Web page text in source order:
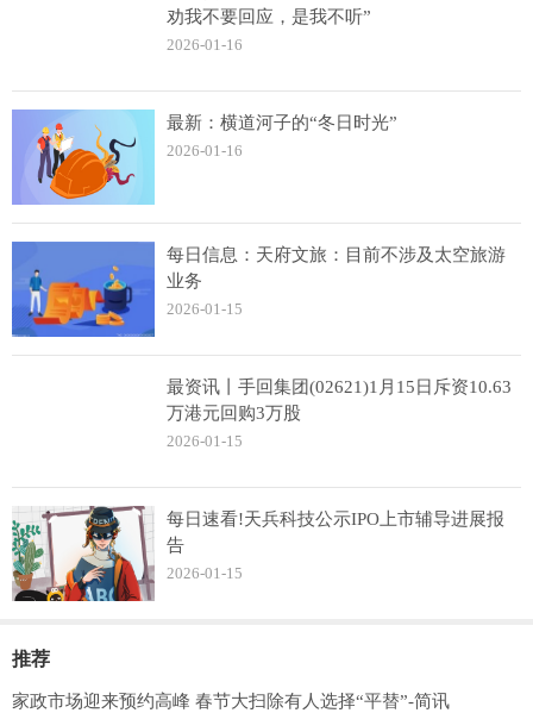
劝我不要回应，是我不听”
2026-01-16
最新：横道河子的“冬日时光”
2026-01-16
每日信息：天府文旅：目前不涉及太空旅游
业务
2026-01-15
最资讯丨手回集团(02621)1月15日斥资10.63
万港元回购3万股
2026-01-15
每日速看!天兵科技公示IPO上市辅导进展报
告
2026-01-15
推荐
家政市场迎来预约高峰 春节大扫除有人选择“平替”-简讯